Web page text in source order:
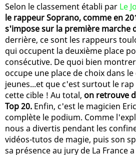
Selon le classement établi par Le
le rappeur Soprano, comme en
s'impose sur la première marche
derrière, ce sont les rappeurs
qui occupent la deuxième place
consécutive. De quoi bien
occupe une place de choix dans
jeunes...et que c'est surtout le
cette cible ! Au total, on retrouve
Top 20. Enfin, c'est le magicien
complète le podium. Comme
nous a divertis pendant les
vidéos-tutos de magie, puis son
sa présence au jury de La France